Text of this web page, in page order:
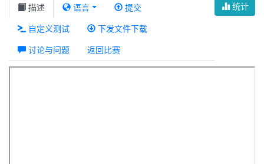
统计
描述 语言 提交
自定义测试 下发文件下载
讨论与问题 返回比赛